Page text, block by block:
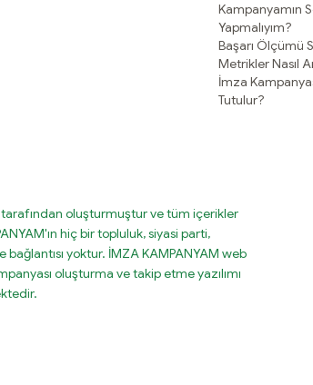
Kampanyamın
Yapmalıyım?
Başarı Ölçümü
Metrikler Nasıl
İmza
Tutulur?
tarafından oluşturmuştur ve tüm içerikler
hiç bir topluluk, siyasi parti,
yoktur. İMZA KAMPANYAM web
oluşturma ve takip etme yazılımı